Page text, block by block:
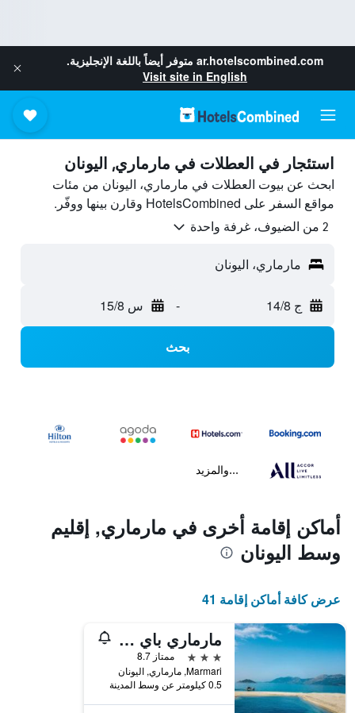
ar.hotelscombined.com متوفر أيضاً باللغة الإنجليزية.
Visit site in English
استئجار في العطلات في مارماري, اليونان
ابحث عن بيوت العطلات في مارماري، اليونان من مئات
مواقع السفر على HotelsCombined وقارن بينها ووفّر.
2 من الضيوف، غرفة واحدة
مارماري، اليونان
ج 14/8 - س 15/8
بحث
...والمزيد
أماكن إقامة أخرى في مارماري, إقليم
وسط اليونان
عرض كافة أماكن إقامة 41
مارماري باي هوتل
3 نجوم
ممتاز 8.7
Marmari, مارماري, اليونان
0.5 كيلومتر عن وسط المدينة